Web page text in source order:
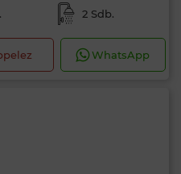
2 Sdb.
WhatsApp